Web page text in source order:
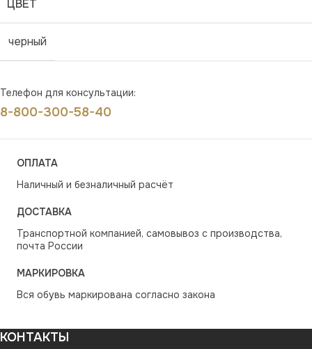
ЦВЕТ
черный
Телефон для консультации:
8-800-300-58-40
ОПЛАТА
Наличный и безналичный расчёт
ДОСТАВКА
Транспортной компанией, самовывоз с производства,
почта России
МАРКИРОВКА
Вся обувь маркирована согласно закона
КОНТАКТЫ